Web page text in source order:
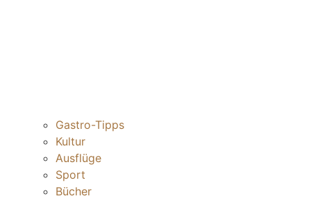
Gastro-Tipps
Kultur
Ausflüge
Sport
Bücher